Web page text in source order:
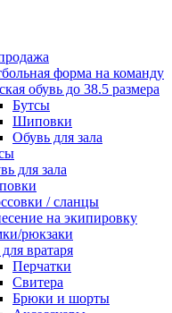
форма на команду
обувь до 38.5 размера
Бутсы
Шиповки
Обувь для зала
для зала
/ сланцы
на экипировку
рюкзаки
вратаря
Перчатки
Cвитера
Брюки и шорты